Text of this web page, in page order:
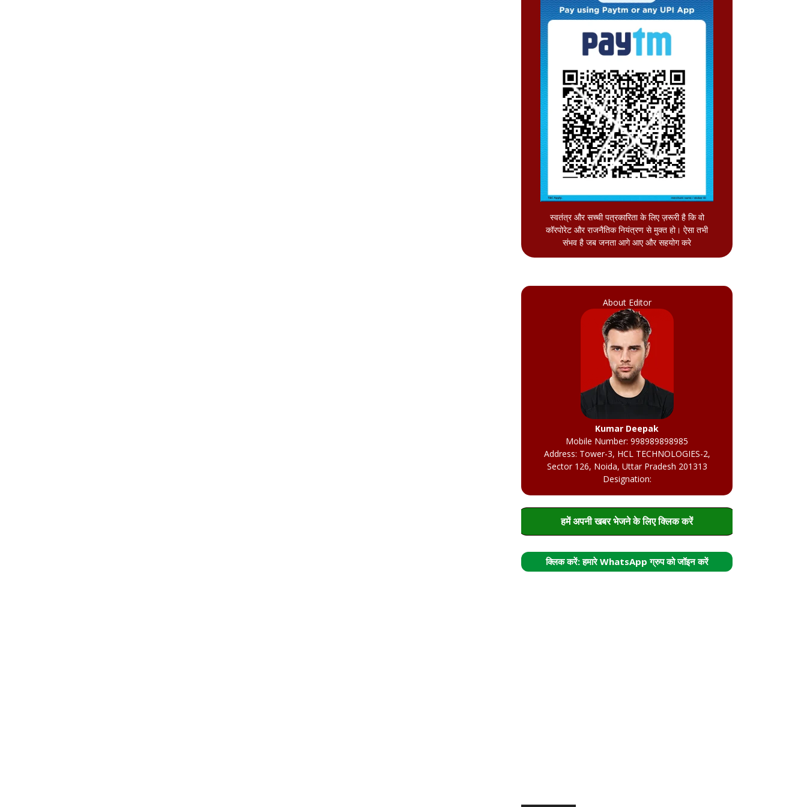
स्वतंत्र और सच्ची पत्रकारिता के लिए ज़रूरी है कि वो
कॉरपोरेट और राजनैतिक नियंत्रण से मुक्त हो। ऐसा तभी
संभव है जब जनता आगे आए और सहयोग करे
About Editor
Kumar Deepak
Mobile Number: 998989898985
Address: Tower-3, HCL TECHNOLOGIES-2,
Sector 126, Noida, Uttar Pradesh 201313
Designation:
हमें अपनी खबर भेजने के लिए क्लिक करें
क्लिक करें: हमारे WhatsApp ग्रुप को जॉइन करें